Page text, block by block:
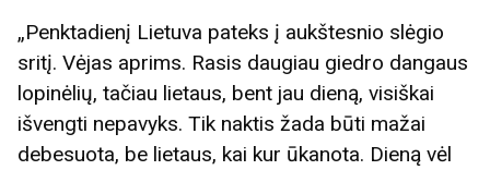
„Penktadienį Lietuva pateks į aukštesnio slėgio
sritį. Vėjas aprims. Rasis daugiau giedro dangaus
lopinėlių, tačiau lietaus, bent jau dieną, visiškai
išvengti nepavyks. Tik naktis žada būti mažai
debesuota, be lietaus, kai kur ūkanota. Dieną vėl